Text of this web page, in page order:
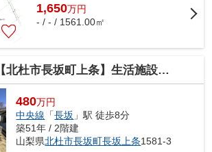
1,650万円
- / - / 1561.00㎡
【北杜市長坂町上条】生活施設が整っている定住者向けの民家
480万円
中央線 「長坂 」駅 徒歩8分
築51年 / 2階建
山梨県北杜市長坂町長坂上条1581-3